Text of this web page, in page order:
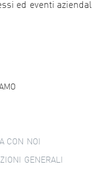
ed eventi
CON NOI
GENERALI